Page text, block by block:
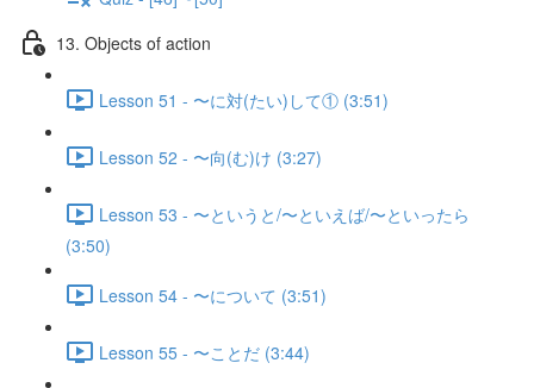
13. Objects of action
Lesson 51 - 〜に対(たい)して① (3:51)
Lesson 52 - 〜向(む)け (3:27)
Lesson 53 - 〜というと/〜といえば/〜といったら
(3:50)
Lesson 54 - 〜について (3:51)
Lesson 55 - 〜ことだ (3:44)